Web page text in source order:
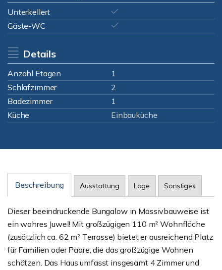
Unterkellert
Gäste-WC
Details
Anzahl Etagen
1
Schlafzimmer
2
Badezimmer
1
Küche
Einbauküche
Beschreibung Ausstattung Lage Sonstiges
Dieser beeindruckende Bungalow in Massivbauweise ist
ein wahres Juwel! Mit großzügigen 110 m² Wohnfläche
(zusätzlich ca. 62 m² Terrasse) bietet er ausreichend Platz
für Familien oder Paare, die das großzügige Wohnen
schätzen. Das Haus umfasst insgesamt 4 Zimmer und